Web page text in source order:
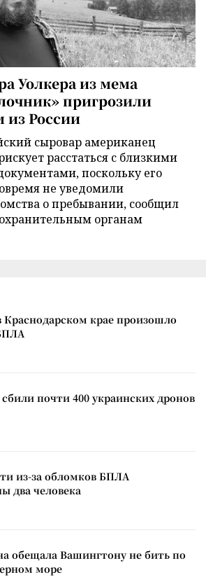
Уолкера из мема
пригрозили
из России
сыровар американец
расстаться с близкими
поскольку его
не уведомили
о пребывании, сообщил
органам
крае произошло
почти 400 украинских дронов
из-за обломков БПЛА
два человека
обещала Вашингтону не бить по
море